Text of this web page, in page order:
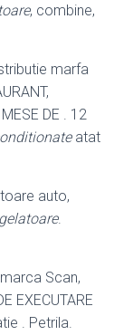
, combine,
marfa
DE . 12
atat
auto,
.
Scan,
EXECUTARE
. Petrila.